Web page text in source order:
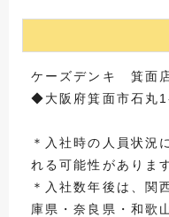
ケーズデンキ 箕面
◆大阪府箕面市石丸
＊入社時の人員状況
れる可能性がありま
＊入社数年後は、関
庫県・奈良県・和歌